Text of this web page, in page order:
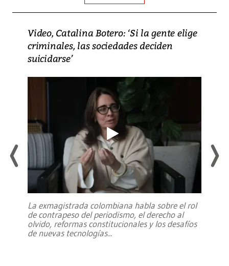
Video, Catalina Botero: ‘Si la gente elige
criminales, las sociedades deciden
suicidarse’
La exmagistrada colombiana habla sobre el rol
de contrapeso del periodismo, el derecho al
olvido, reformas constitucionales y los desafíos
de nuevas tecnologías...